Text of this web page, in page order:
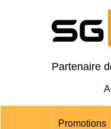
Partenaire
Promotions